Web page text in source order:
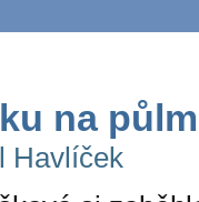
na
Havlíček